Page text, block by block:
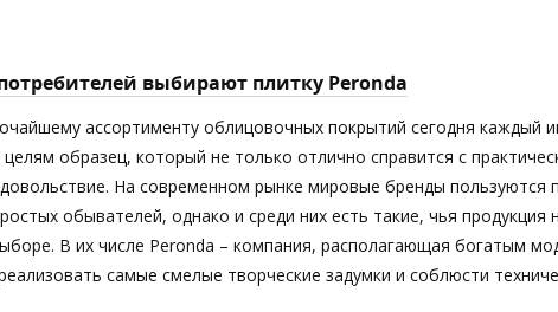
выбирают плитку Peronda
ассортименту облицовочных покрытий сегодня
образец, который не только отлично справится с
На современном рынке мировые бренды
обывателей, однако и среди них есть такие, чья
В их числе Peronda – компания, располагающая богатым
самые смелые творческие задумки и соблюсти